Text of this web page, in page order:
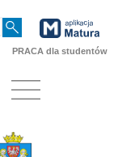
PRACA dla studentów